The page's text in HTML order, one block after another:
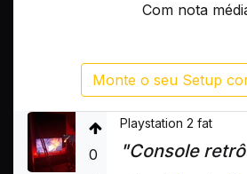
Com nota
Monte o seu Setup
0
Playstation 2 fat
"Console